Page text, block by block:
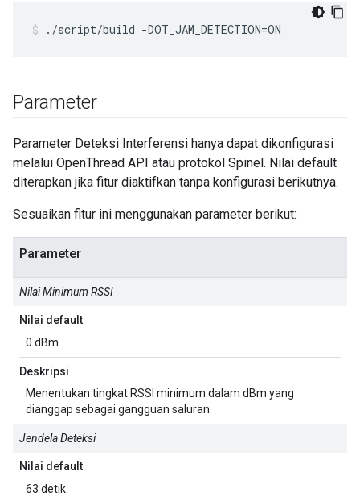
./script/build -DOT_JAM_DETECTION=ON
Parameter
Parameter Deteksi Interferensi hanya dapat dikonfigurasi
melalui OpenThread API atau protokol Spinel. Nilai default
diterapkan jika fitur diaktifkan tanpa konfigurasi berikutnya.
Sesuaikan fitur ini menggunakan parameter berikut:
Parameter
Nilai Minimum RSSI
Nilai default
0 dBm
Deskripsi
Menentukan tingkat RSSI minimum dalam dBm yang
dianggap sebagai gangguan saluran.
Jendela Deteksi
Nilai default
63 detik